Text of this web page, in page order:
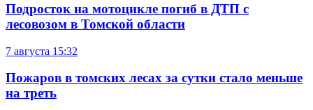
Подросток на мотоцикле погиб в ДТП с
лесовозом в Томской области
7 августа 15:32
Пожаров в томских лесах за сутки стало меньше
на треть